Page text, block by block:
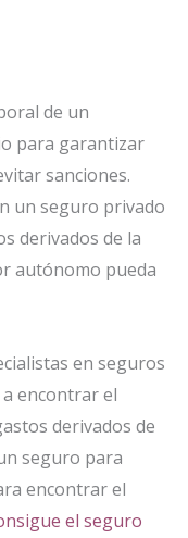
de un
para garantizar
sanciones.
un seguro privado
derivados de la
autónomo pueda
en seguros
encontrar el
derivados de
seguro para
encontrar el
el seguro